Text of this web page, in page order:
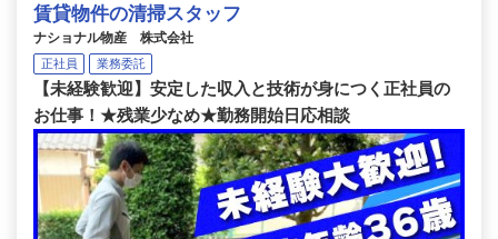
賃貸物件の清掃スタッフ
ナショナル物産 株式会社
正社員 業務委託
【未経験歓迎】安定した収入と技術が身につく正社員の
お仕事！★残業少なめ★勤務開始日応相談